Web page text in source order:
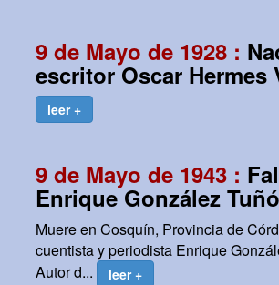
9 de Mayo de 1928 :
escritor Oscar Hermes
leer +
9 de Mayo de 1943 :
Enrique González
Muere en Cosquín, Provincia de
cuentista y periodista Enrique
Autor d...
leer +